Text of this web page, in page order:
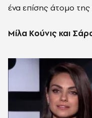
ένα επίσης άτομο της
Μίλα Κούνις και